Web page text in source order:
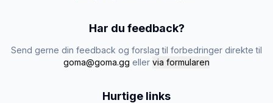
Har du feedback?
Send gerne din feedback og forslag til forbedringer direkte til
goma@goma.gg eller via formularen
Hurtige links